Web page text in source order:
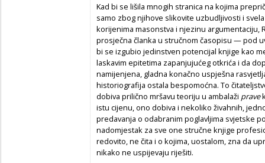
Kad bi se lišila mnogih stranica na kojima
samo zbog njihove slikovite uzbudljivosti i
korijenima masonstva i njezinu argumentaciju,
prosječna članka u stručnom časopisu — pod
bi se izgubio jedinstven potencijal knjige kao
laskavim epitetima zapanjujućeg otkrića i da
namijenjena, gladna konačno uspješna
historiografija ostala bespomoćna. To
dobiva prilično mršavu teoriju u ambalaži prave
istu cijenu, ono dobiva i nekoliko živahnih,
predavanja o odabranim poglavljima svjetske
nadomjestak za sve one stručne knjige
redovito, ne čita i o kojima, uostalom, zna da
nikako ne uspijevaju riješiti.